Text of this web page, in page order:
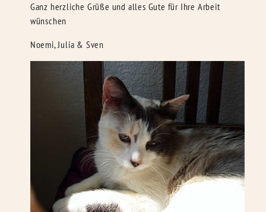
Ganz herzliche Grüße und alles Gute für Ihre Arbeit
wünschen
Noemi, Julia & Sven